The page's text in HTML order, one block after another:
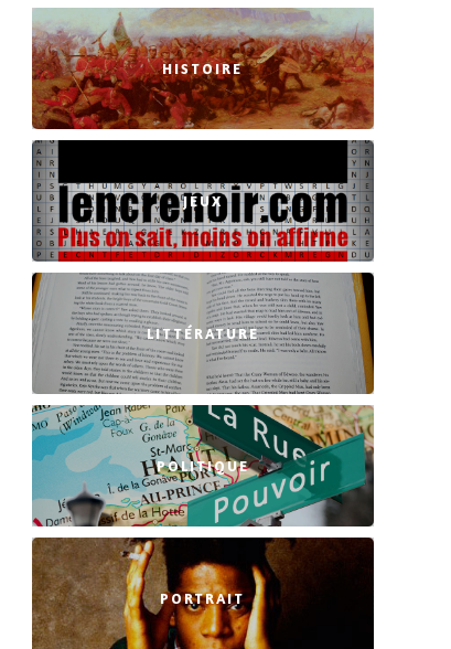
HISTOIRE
JEUX
LITTÉRATURE
POLITIQUE
PORTRAIT